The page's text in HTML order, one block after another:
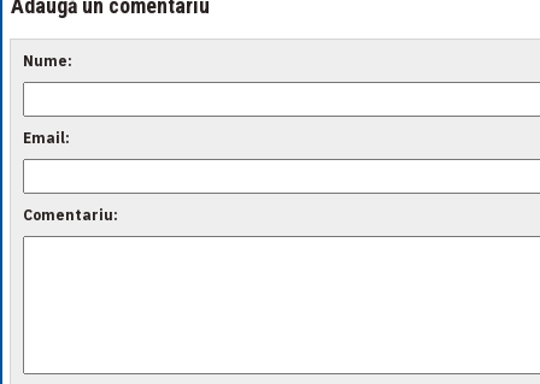
Adaugă un comentariu
Nume:
Email:
Comentariu: